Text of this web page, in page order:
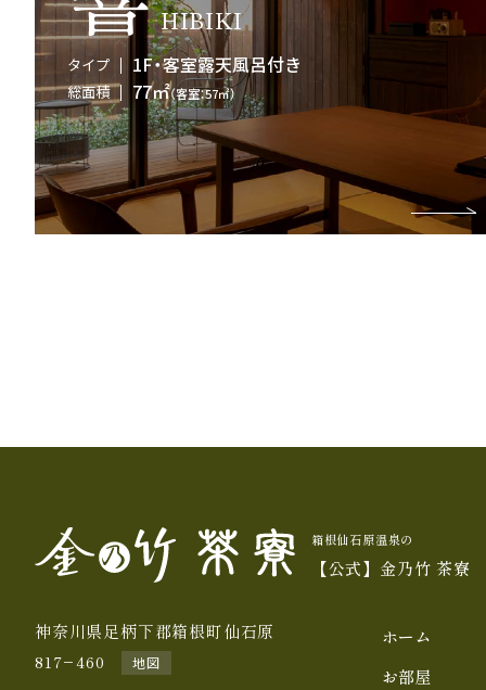
HIBIKI
タイプ 1F・客室露天風呂付き
総面積 77㎡（客室：57㎡）
箱根仙石原温泉の
【公式】金乃竹 茶寮
神奈川県足柄下郡箱根町仙石原
817−460
地図
ホーム
お部屋